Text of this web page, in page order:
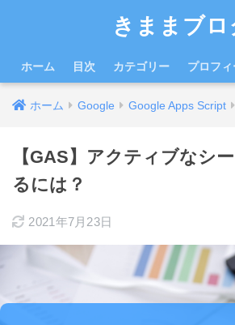
きままブ
ホーム 目次 カテゴリー プロフ
ホーム Google Google Apps Script
【GAS】アクティブなシ
るには？
2021年7月23日